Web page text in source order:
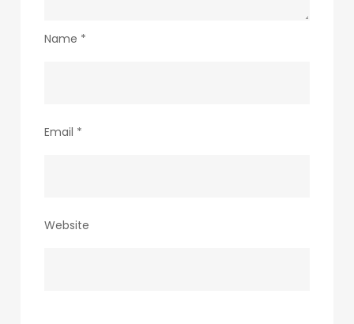
Name *
Email *
Website